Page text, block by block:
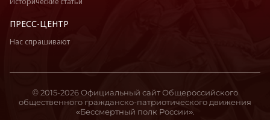
ПРЕСС-ЦЕНТР
Нас спрашивают
© 2015-2026 Официальный сайт Общероссийского
общественного гражданско-патриотического движения
«Бессмертный полк России».